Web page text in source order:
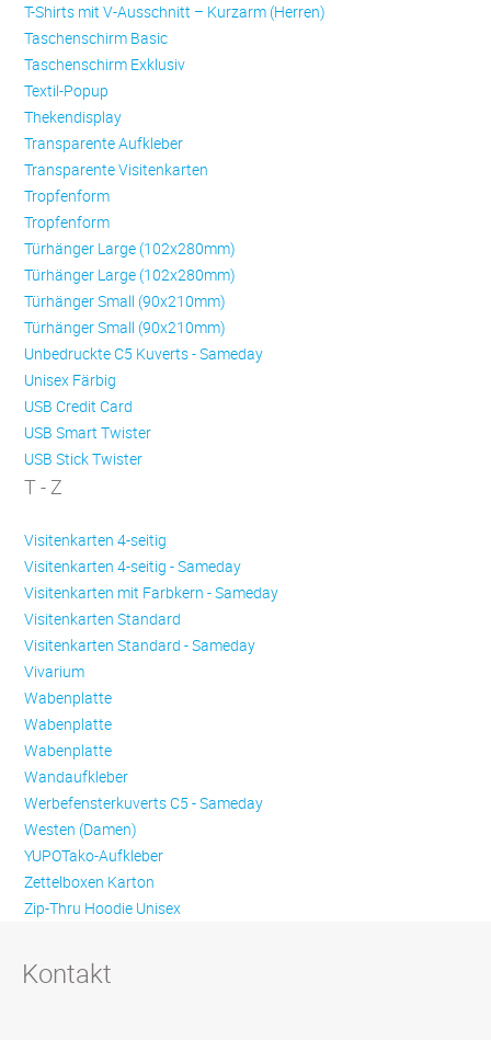
T-Shirts mit V-Ausschnitt – Kurzarm (Herren)
Taschenschirm Basic
Taschenschirm Exklusiv
Textil-Popup
Thekendisplay
Transparente Aufkleber
Transparente Visitenkarten
Trop­fen­form
Trop­fen­form
Türhänger Large (102x280mm)
Türhänger Large (102x280mm)
Türhänger Small (90x210mm)
Türhänger Small (90x210mm)
Unbedruckte C5 Kuverts - Sameday
Unisex Färbig
USB Credit Card
USB Smart Twister
USB Stick Twister
T - Z
Visitenkarten 4-seitig
Visitenkarten 4-seitig - Sameday
Visitenkarten mit Farbkern - Sameday
Visitenkarten Standard
Visitenkarten Standard - Sameday
Vivarium
Wabenplatte
Wabenplatte
Wabenplatte
Wandaufkleber
Werbefensterkuverts C5 - Sameday
Westen (Damen)
YUPOTako-Aufkleber
Zettelboxen Karton
Zip-Thru Hoodie Unisex
Kontakt